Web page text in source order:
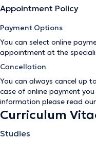
Appointment Policy
Payment Options
You can select online
appointment at the
Cancellation
You can always cancel up
case of online payment
information please read our
Curriculum
Studies